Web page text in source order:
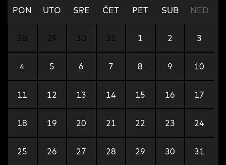
PON UTO SRE ČET PET SUB NED
28 29 30 31 1 2 3
4 5 6 7 8 9 10
11 12 13 14 15 16 17
18 19 20 21 22 23 24
25 26 27 28 29 30 31